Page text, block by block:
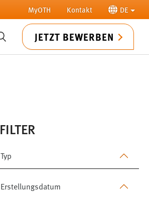
MyOTH Kontakt DE
SUCHE JETZT BEWERBEN
FILTER
Typ
Erstellungsdatum